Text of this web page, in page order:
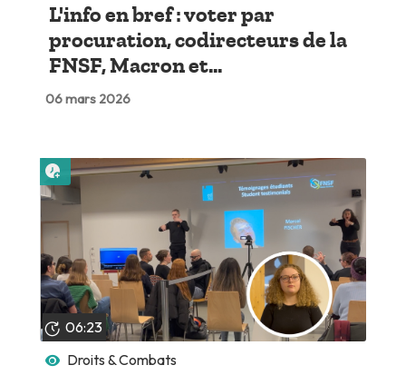
L'info en bref : voter par
procuration, codirecteurs de la
FNSF, Macron et...
06 mars 2026
06:23
Droits & Combats
Lire plus tard